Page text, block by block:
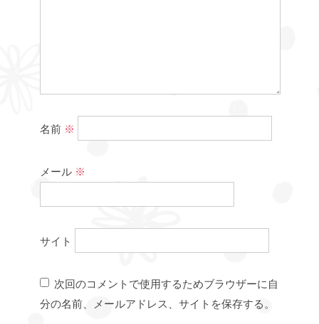
名前 ※
メール ※
サイト
次回のコメントで使用するためブラウザーに自
分の名前、メールアドレス、サイトを保存する。